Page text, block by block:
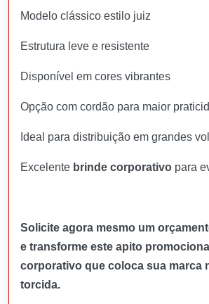
Modelo clássico estilo juiz
Estrutura leve e resistente
Disponível em cores vibrantes
Opção com cordão para maior
Ideal para distribuição em grandes
Excelente brinde corporativo para
Solicite agora mesmo um
e transforme este apito
corporativo que coloca sua marca
torcida.